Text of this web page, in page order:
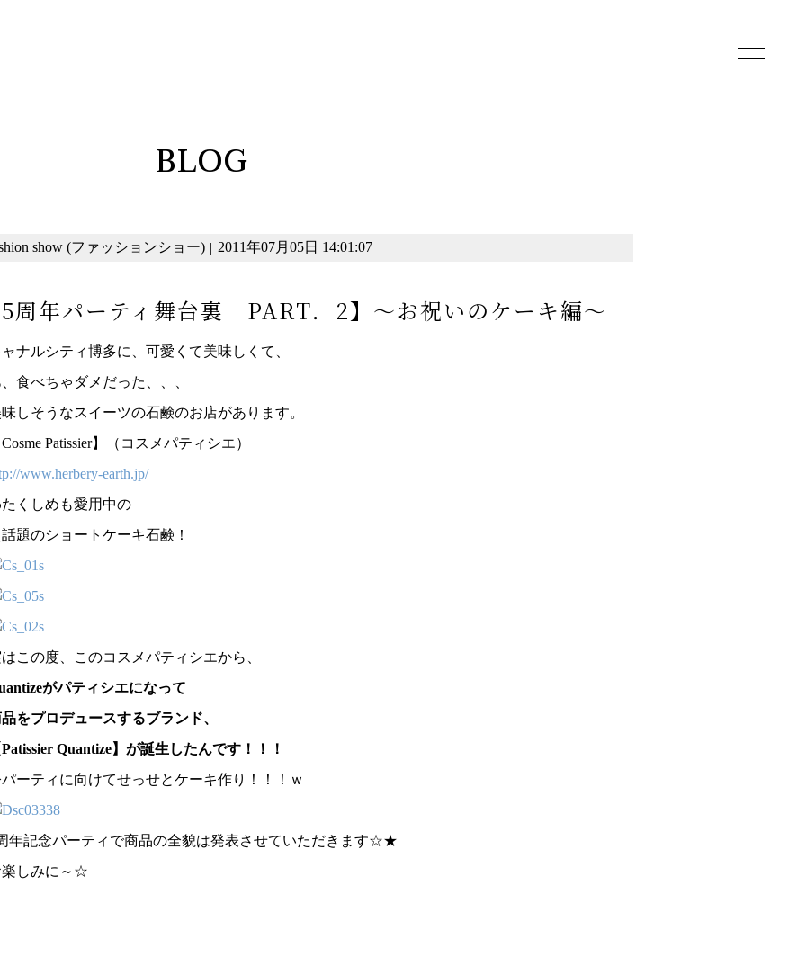
BLOG
show (ファッションショー) | 2011年07月05日 14:01:07
周年パーティ舞台裏 PART．2】～お祝いのケーキ編～
ナルシティ博多に、可愛くて美味しくて、
食べちゃダメだった、、、
しそうなスイーツの石鹸のお店があります。
Patissier】（コスメパティシエ）
www.herbery-earth.jp/
くしめも愛用中の
題のショートケーキ石鹸！
この度、このコスメパティシエから、
がパティシエになって
をプロデュースするブランド、
Quantize】が誕生したんです！！！
ーティに向けてせっせとケーキ作り！！！ｗ
年記念パーティで商品の全貌は発表させていただきます☆★
しみに～☆